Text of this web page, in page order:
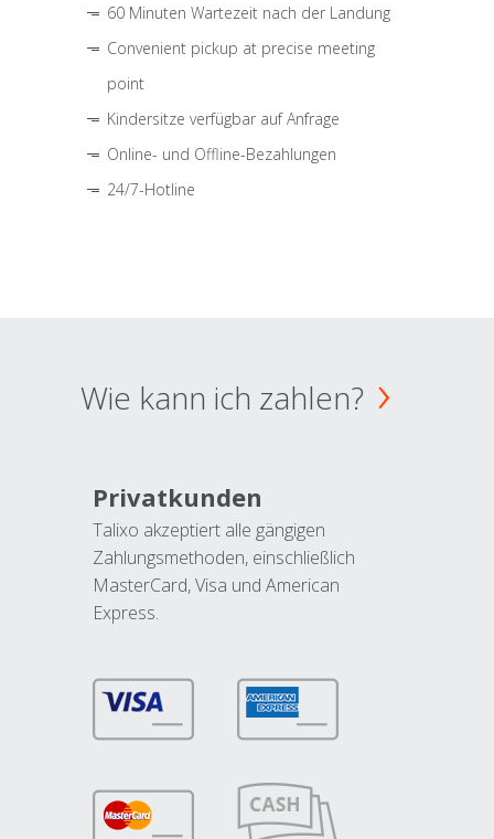
60 Minuten Wartezeit nach der Landung
Convenient pickup at precise meeting
point
Kindersitze verfügbar auf Anfrage
Online- und Offline-Bezahlungen
24/7-Hotline
Wie kann ich zahlen?
Privatkunden
Talixo akzeptiert alle gängigen
Zahlungsmethoden, einschließlich
MasterCard, Visa und American
Express.